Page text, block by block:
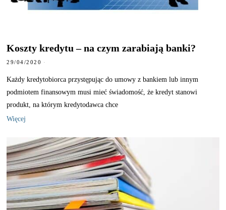
Koszty kredytu – na czym zarabiają banki?
29/04/2020
Każdy kredytobiorca przystępując do umowy z bankiem lub innym
podmiotem finansowym musi mieć świadomość, że kredyt stanowi
produkt, na którym kredytodawca chce
Więcej